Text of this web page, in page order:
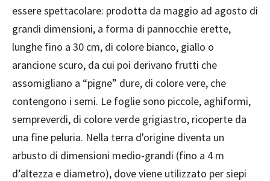
essere spettacolare: prodotta da maggio ad agosto di
grandi dimensioni, a forma di pannocchie erette,
lunghe fino a 30 cm, di colore bianco, giallo o
arancione scuro, da cui poi derivano frutti che
assomigliano a “pigne” dure, di colore vere, che
contengono i semi. Le foglie sono piccole, aghiformi,
sempreverdi, di colore verde grigiastro, ricoperte da
una fine peluria. Nella terra d'origine diventa un
arbusto di dimensioni medio-grandi (fino a 4 m
d’altezza e diametro), dove viene utilizzato per siepi